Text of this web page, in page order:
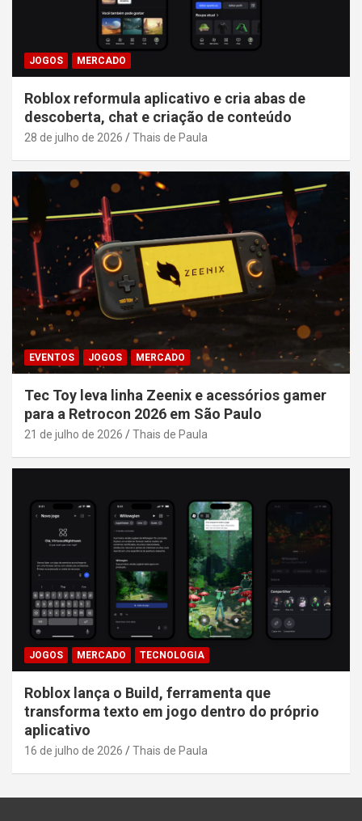
JOGOS MERCADO
Roblox reformula aplicativo e cria abas de
descoberta, chat e criação de conteúdo
28 de julho de 2026 Thais de Paula
EVENTOS JOGOS MERCADO
Tec Toy leva linha Zeenix e acessórios gamer
para a Retrocon 2026 em São Paulo
21 de julho de 2026 Thais de Paula
JOGOS MERCADO TECNOLOGIA
Roblox lança o Build, ferramenta que
transforma texto em jogo dentro do próprio
aplicativo
16 de julho de 2026 Thais de Paula